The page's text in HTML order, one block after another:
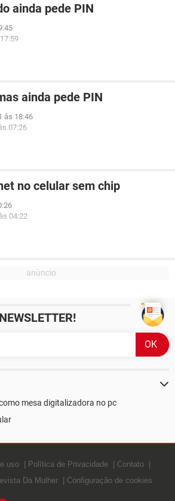
ainda pede PIN
ainda pede PIN
às 18:46
07:26
no celular sem chip
04:22
mesa digitalizadora no pc
uso Política de Privacidade
Contato
Da Mulher Configuração de cookies